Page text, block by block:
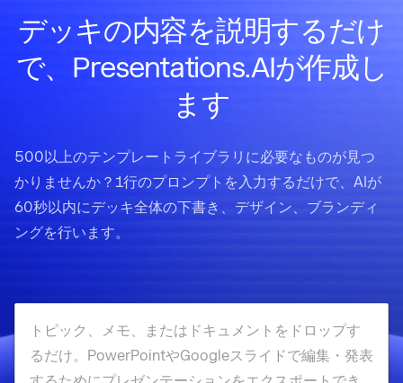
デッキの内容を説明するだけ
で、Presentations.AIが作成し
ます
500以上のテンプレートライブラリに必要なものが見つ
かりませんか？1行のプロンプトを入力するだけで、AIが
60秒以内にデッキ全体の下書き、デザイン、ブランディ
ングを行います。